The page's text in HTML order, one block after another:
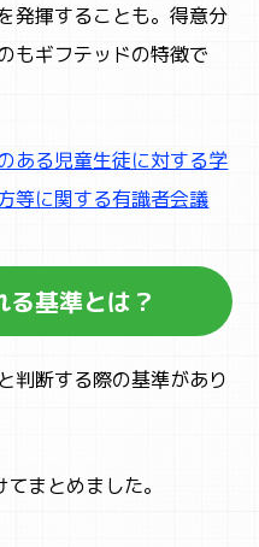
発揮することも。得意分
もギフテッドの特徴で
ある児童生徒に対する学
等に関する有識者会議
基準とは？
判断する際の基準があり
まとめました。